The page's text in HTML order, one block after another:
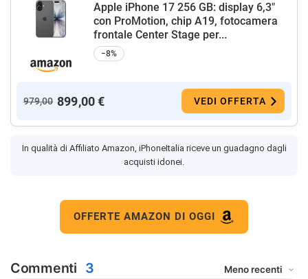
Apple iPhone 17 256 GB: display 6,3"
con ProMotion, chip A19, fotocamera
frontale Center Stage per...
−8%
979,00 899,00 € VEDI OFFERTA
In qualità di Affiliato Amazon, iPhoneItalia riceve un guadagno dagli
acquisti idonei.
OFFERTE AMAZON DI OGGI
Commenti 3